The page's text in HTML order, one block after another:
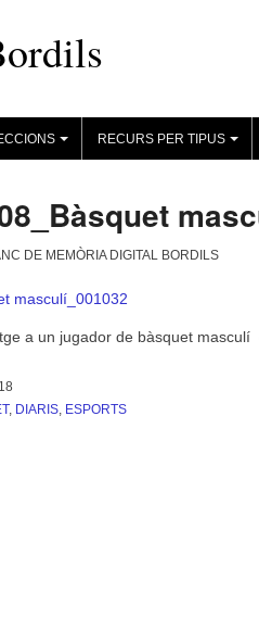
+ +
RECURS PER TIPUS
DE MEMÒRIA DIGITAL BORDILS
masculí_001032
a un jugador de bàsquet
, DIARIS, ESPORTS